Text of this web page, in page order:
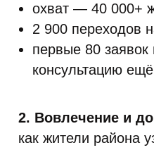
охват — 40 000+
2 900 переходов
первые 80
консультацию
2. Вовлечение и
как жители района